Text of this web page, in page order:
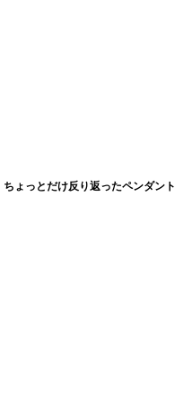
ょっとだけ反り返ったペンダント